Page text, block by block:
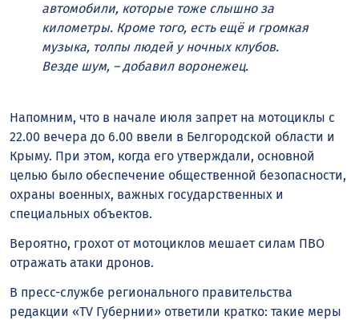
автомобили, которые тоже слышно за
километры. Кроме того, есть ещё и громкая
музыка, толпы людей у ночных клубов.
Везде шум, – добавил воронежец.
Напомним, что в начале июля запрет на мотоциклы с
22.00 вечера до 6.00 ввели в Белгородской области и
Крыму. При этом, когда его утверждали, основной
целью было обеспечение общественной безопасности,
охраны военных, важных государственных и
специальных объектов.
Вероятно, грохот от мотоциклов мешает силам ПВО
отражать атаки дронов.
В пресс-службе регионального правительства
редакции «TV Губернии» ответили кратко: такие меры